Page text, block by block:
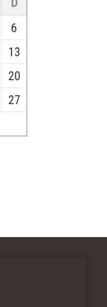
6
13
20
27